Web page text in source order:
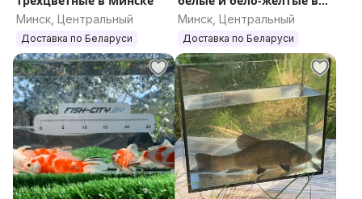
Минск, Центральный
Доставка по Беларуси
Минске
Минск, Центральный
Доставка по Беларуси